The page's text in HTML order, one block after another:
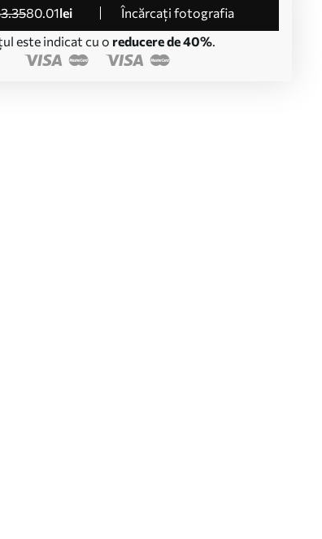
.3580.01lei
Încărcați fotografia
este indicat cu o reducere de 40%.